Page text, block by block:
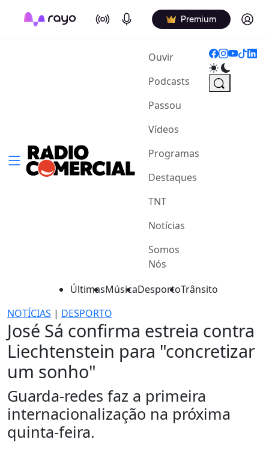
On Air Podcasts Premium Log in
Ouvir(current)
Podcasts
Passou
Vídeos
Programas
Destaques
TNT
Notícias
Somos
Nós
ÚltimasMúsicaDesportoTrânsito
NOTÍCIAS | DESPORTO
José Sá confirma estreia contra
Liechtenstein para "concretizar
um sonho"
Guarda-redes faz a primeira
internacionalização na próxima
quinta-feira.